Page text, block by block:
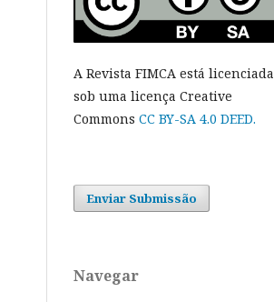
A Revista FIMCA está licenciada
sob uma licença Creative
Commons CC BY-SA 4.0 DEED.
Enviar Submissão
Navegar